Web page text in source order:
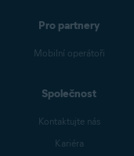
Pro partnery
Mobilní operátoři
Společnost
Kontaktujte nás
Kariéra